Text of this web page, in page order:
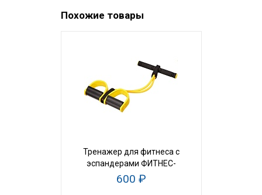
Похожие товары
Тренажер для фитнеса с
эспандерами ФИТНЕС-
ТРЕНЕР
600 ₽